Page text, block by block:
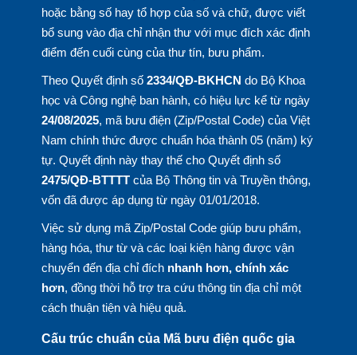
hoặc bằng số hay tổ hợp của số và chữ, được viết
bổ sung vào địa chỉ nhận thư với mục đích xác định
điểm đến cuối cùng của thư tín, bưu phẩm.
Theo Quyết định số 2334/QĐ-BKHCN do Bộ Khoa
học và Công nghệ ban hành, có hiệu lực kể từ ngày
24/08/2025, mã bưu điện (Zip/Postal Code) của Việt
Nam chính thức được chuẩn hóa thành 05 (năm) ký
tự. Quyết định này thay thế cho Quyết định số
2475/QĐ-BTTTTcủa Bộ Thông tin và Truyền thông,
vốn đã được áp dụng từ ngày 01/01/2018.
Việc sử dụng mã Zip/Postal Code giúp bưu phẩm,
hàng hóa, thư từ và các loại kiện hàng được vận
chuyển đến địa chỉ đích nhanh hơn, chính xác
hơn, đồng thời hỗ trợ tra cứu thông tin địa chỉ một
cách thuận tiện và hiệu quả.
Cấu trúc chuẩn của Mã bưu điện quốc gia